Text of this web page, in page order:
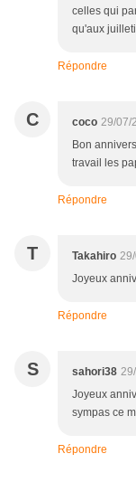
celles qui
qu'aux
Répondre
C coco 29/07/
Bon
travail les
Répondre
T Takahiro
Joyeux
Répondre
S sahori38
Joyeux
sympas ce
Répondre